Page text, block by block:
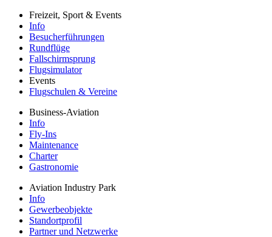
Freizeit, Sport & Events
Info
Besucherführungen
Rundflüge
Fallschirmsprung
Flugsimulator
Events
Flugschulen & Vereine
Business-Aviation
Info
Fly-Ins
Maintenance
Charter
Gastronomie
Aviation Industry Park
Info
Gewerbeobjekte
Standortprofil
Partner und Netzwerke